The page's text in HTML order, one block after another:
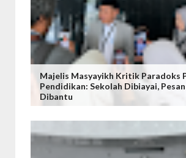
Majelis Masyayikh Kritik Paradoks
Pendidikan: Sekolah Dibiayai,
Dibantu